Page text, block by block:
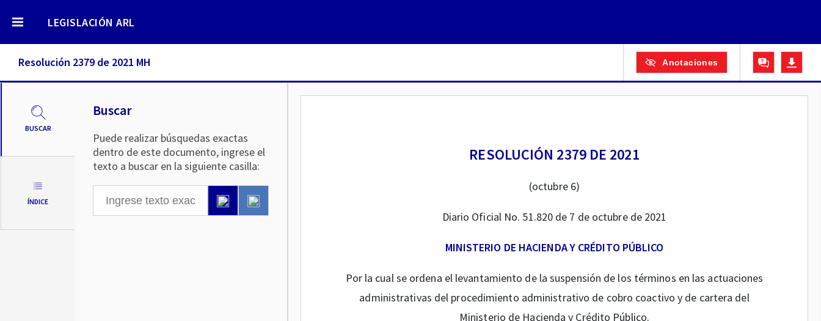
LEGISLACIÓN ARL
Resolución 2379 de 2021 MH Anotaciones
BUSCAR
ÍNDICE
Buscar
Puede realizar búsquedas exactas
dentro de este documento, ingrese el
texto a buscar en la siguiente casilla:
RESOLUCIÓN 2379 DE 2021
(octubre 6)
Diario Oficial No. 51.820 de 7 de octubre de 2021
MINISTERIO DE HACIENDA Y CRÉDITO PÚBLICO
Por la cual se ordena el levantamiento de la suspensión de los términos en las actuaciones
administrativas del procedimiento administrativo de cobro coactivo y de cartera del
Ministerio de Hacienda y Crédito Público.